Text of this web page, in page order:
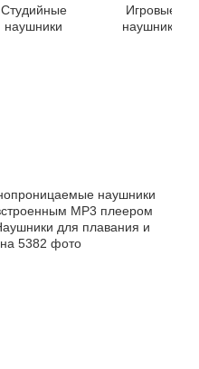
Студийные
наушники
Игровые
наушники